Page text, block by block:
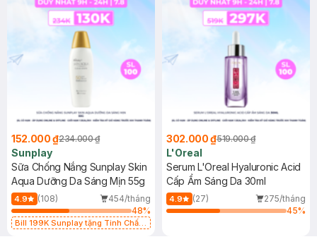
152.000 ₫234.000 ₫
Sunplay
Sữa Chống Nắng Sunplay Skin
Aqua Dưỡng Da Sáng Mịn 55g
4.9 (108)
454/tháng
48%
Bill 199K Sunplay tặng Tinh Chất
302.000 ₫519.000 ₫
L'Oreal
Serum L'Oreal Hyaluronic Acid
Cấp Ẩm Sáng Da 30ml
4.9 (27)
275/tháng
45%